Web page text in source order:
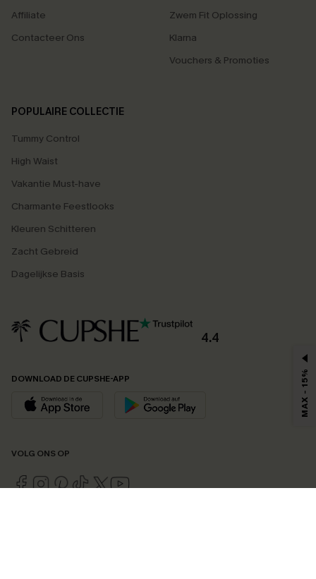
Affiliate
Contacteer Ons
Zwem Fit Oplossing
Klarna
Vouchers & Promoties
POPULAIRE COLLECTIE
Tummy Control
High Waist
Vakantie Must-have
Charmante Feestlooks
Kleuren Schitteren
Zacht Gebreid
Dagelijkse Basis
4.4
DOWNLOAD DE CUPSHE-APP
VOLG ONS OP
MAX - 15%